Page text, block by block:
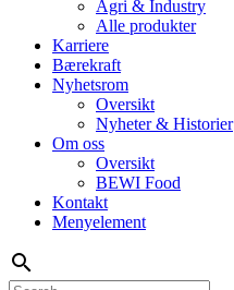
Agri & Industry
Alle produkter
Karriere
Bærekraft
Nyhetsrom
Oversikt
Nyheter & Historier
Om oss
Oversikt
BEWI Food
Kontakt
Menyelement
search